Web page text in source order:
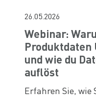
26.05.2026
Webinar:
Produktdaten
und wie du
auflöst
Erfahren Sie, wie